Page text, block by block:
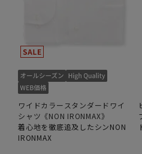
ワイドカラースタンダードワイ
シャツ《NON IRONMAX》
着心地を徹底追及したシンNON
IRONMAX